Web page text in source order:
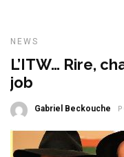
NEWS
L’ITW… Rire,
job
Gabriel Beckouche